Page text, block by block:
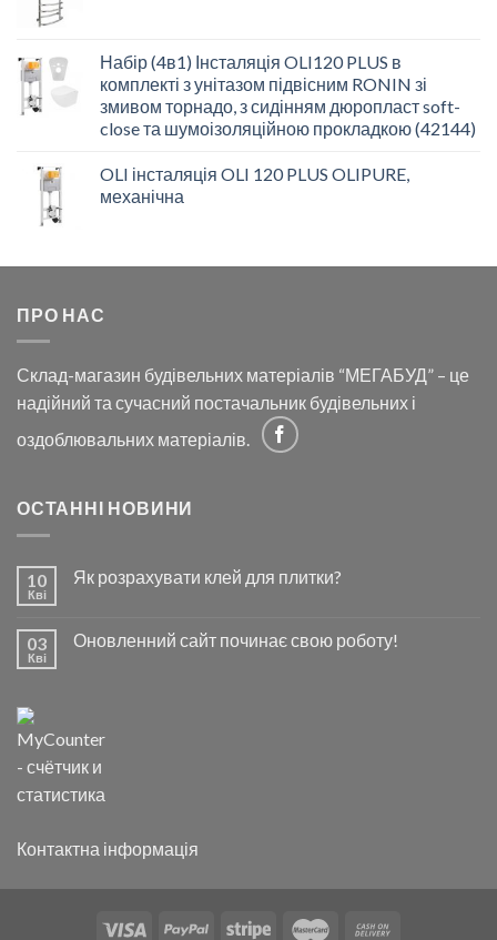
Набір (4в1) Інсталяція OLI120 PLUS в
комплекті з унітазом підвісним RONIN зі
змивом торнадо, з сидінням дюропласт soft-
close та шумоізоляційною прокладкою (42144)
OLI інсталяція OLI 120 PLUS OLIPURE,
механічна
ПРО НАС
Склад-магазин будівельних матеріалів “МЕГАБУД” – це
надійний та сучасний постачальник будівельних і
оздоблювальних матеріалів.
ОСТАННІ НОВИНИ
10
Кві
Як розрахувати клей для плитки?
03
Кві
Оновленний сайт починає свою роботу!
Контактна інформація